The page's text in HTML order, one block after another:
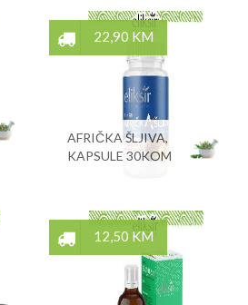
22,90 KM
AFRIČKA ŠLJIVA,
KAPSULE 30KOM
12,50 KM